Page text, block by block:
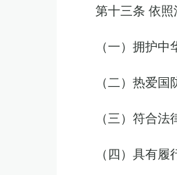
第十三条 依
（一）拥护
（二）热爱
（三）符合
（四）具有